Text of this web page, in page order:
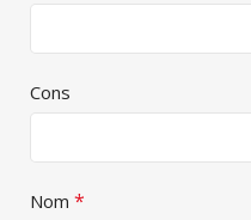
Cons
Nom *